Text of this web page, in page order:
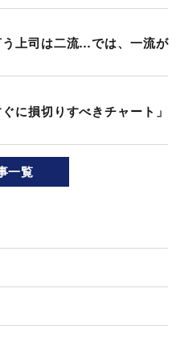
上司は二流…では、一流が
に損切りすべきチャート」
一覧